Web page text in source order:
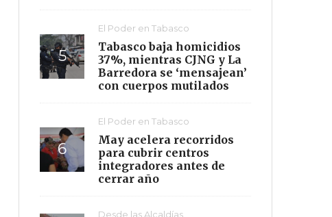
El Poder en Tabasco
Tabasco baja homicidios
37%, mientras CJNG y La
Barredora se ‘mensajean’
con cuerpos mutilados
El Poder en Tabasco
May acelera recorridos
para cubrir centros
integradores antes de
cerrar año
Desde las Alcaldías